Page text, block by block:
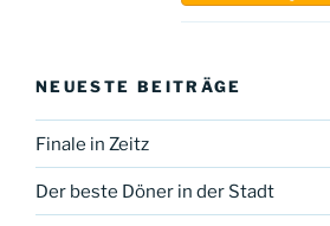
NEUESTE BEITRÄGE
Finale in Zeitz
Der beste Döner in der Stadt